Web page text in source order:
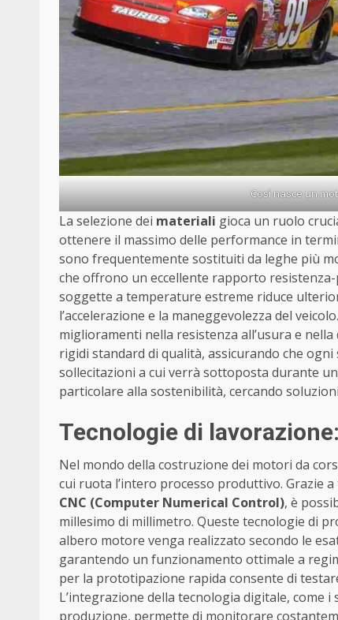
Così nasce un
La selezione dei materiali gioca un ruolo
ottenere il massimo delle performance in
sono frequentemente sostituiti da leghe più
che offrono un eccellente rapporto resistenza-
soggette a temperature estreme riduce
l’accelerazione e la maneggevolezza del
miglioramenti nella resistenza all’usura e
rigidi standard di qualità, assicurando che
sollecitazioni a cui verrà sottoposta durante
particolare alla sostenibilità, cercando
Tecnologie di
Nel mondo della costruzione dei motori da
cui ruota l’intero processo produttivo. Grazie
CNC (Computer Numerical Control), è
millesimo di millimetro. Queste tecnologie di
albero motore venga realizzato secondo le
garantendo un funzionamento ottimale a
per la prototipazione rapida consente di
L’integrazione della tecnologia digitale, come
produzione, permette di monitorare